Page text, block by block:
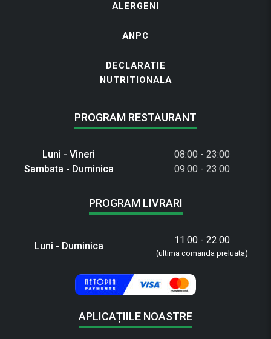
ALERGENI
ANPC
DECLARATIE
NUTRITIONALA
PROGRAM RESTAURANT
Luni - Vineri
08:00 - 23:00
Sambata - Duminica
09:00 - 23:00
PROGRAM LIVRARI
Luni - Duminica 11:00 - 22:00
(ultima comanda preluata)
APLICAȚIILE NOASTRE